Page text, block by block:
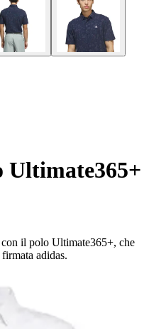
Ultimate365+
il polo Ultimate365+, che
adidas.